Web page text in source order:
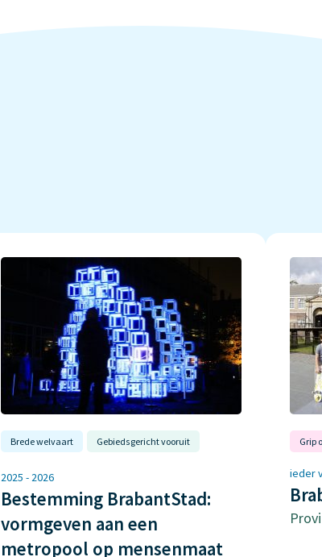
Brede welvaart Gebiedsgericht vooruit
2025 - 2026
Bestemming BrabantStad:
vormgeven aan een
metropool op mensenmaat
Grip
ieder